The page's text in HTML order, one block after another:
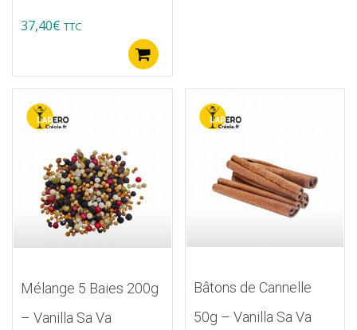
37,40€ TTC
Mélange 5 Baies 200g
– Vanilla Sa Va
Bâtons de Cannelle
50g – Vanilla Sa Va